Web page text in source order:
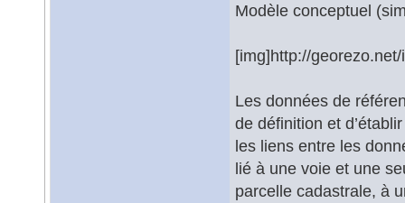
Modèle conceptuel
[img]http://
Les données de
de définition et
les liens entre les
lié à une voie et une
parcelle cadastrale, à